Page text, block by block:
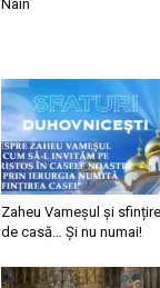
Nain
Zaheu Vameșul și
de casă… Și nu numai!